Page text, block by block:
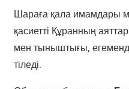
Шараға қала имамдары
қасиетті Құранның
мен тыныштығы,
тіледі.